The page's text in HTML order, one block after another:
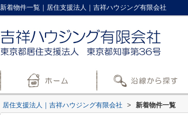
新着物件一覧｜居住支援法人｜吉祥ハウジング有限会社
居住支援法人｜吉祥ハウジング有限会社 > 新着物件一覧